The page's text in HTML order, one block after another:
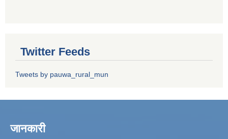
Twitter Feeds
Tweets by pauwa_rural_mun
जानकारी